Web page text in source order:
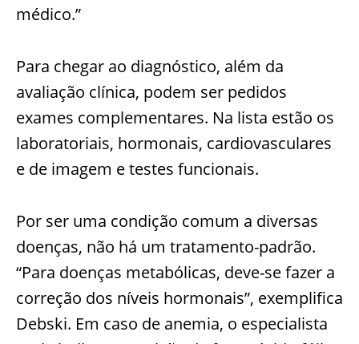
médico.”
Para chegar ao diagnóstico, além da
avaliação clínica, podem ser pedidos
exames complementares. Na lista estão os
laboratoriais, hormonais, cardiovasculares
e de imagem e testes funcionais.
Por ser uma condição comum a diversas
doenças, não há um tratamento-padrão.
“Para doenças metabólicas, deve-se fazer a
correção dos níveis hormonais”, exemplifica
Debski. Em caso de anemia, o especialista